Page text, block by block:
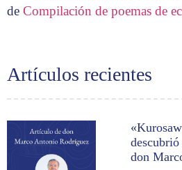
Artículos recientes
don
de Compilación de poemas de